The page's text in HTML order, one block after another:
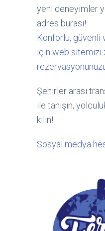
yeni deneyimler
adres burası!
Konforlu, güvenli
için web sitemizi
rezervasyonunuzu
Şehirler arası
ile tanışın,
kılın!
Sosyal medya